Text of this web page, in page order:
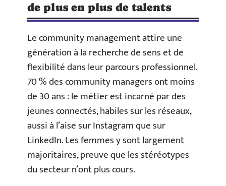
de plus en plus de talents
Le community management attire une
génération à la recherche de sens et de
flexibilité dans leur parcours professionnel.
70 % des community managers ont moins
de 30 ans : le métier est incarné par des
jeunes connectés, habiles sur les réseaux,
aussi à l’aise sur Instagram que sur
LinkedIn. Les femmes y sont largement
majoritaires, preuve que les stéréotypes
du secteur n’ont plus cours.